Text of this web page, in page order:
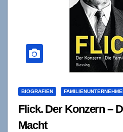
BIOGRAFIEN
Flick. Der Konzern –
Macht